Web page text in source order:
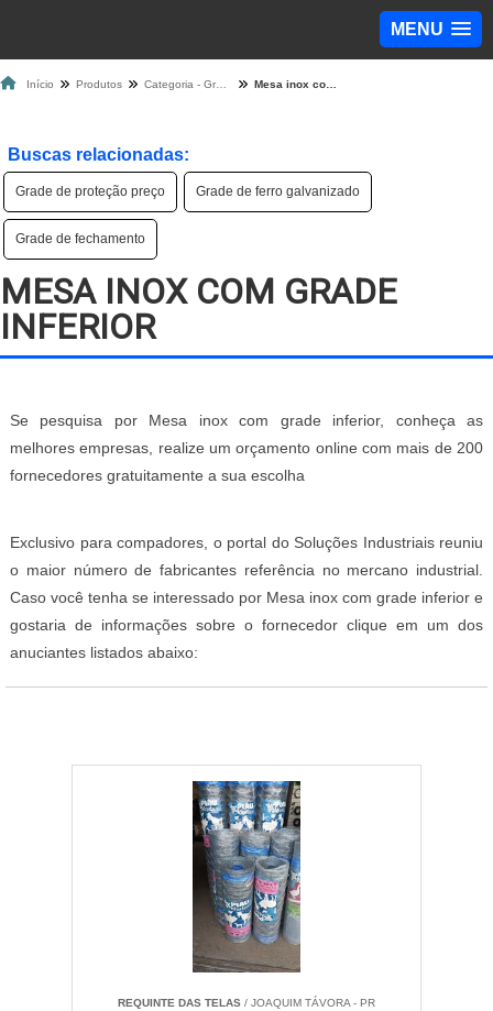
MENU
Início Produtos
Buscas relacionadas:
Grade de proteção preço Grade de ferro galvanizado
Grade de fechamento
MESA INOX COM GRADE
INFERIOR
Se pesquisa por Mesa inox com grade inferior, conheça as
melhores empresas, realize um orçamento online com mais de 200
fornecedores gratuitamente a sua escolha
Exclusivo para compadores, o portal do Soluções Industriais reuniu
o maior número de fabricantes referência no mercano industrial.
Caso você tenha se interessado por Mesa inox com grade inferior e
gostaria de informações sobre o fornecedor clique em um dos
anuciantes listados abaixo:
REQUINTE DAS TELAS / JOAQUIM TÁVORA - PR